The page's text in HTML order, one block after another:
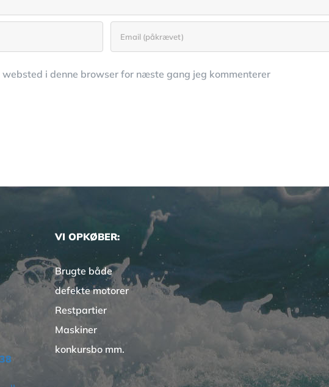
websted i denne browser for næste gang jeg kommenterer
VI OPKØBER:
Brugte både
defekte motorer
Restpartier
Maskiner
konkursbo mm.